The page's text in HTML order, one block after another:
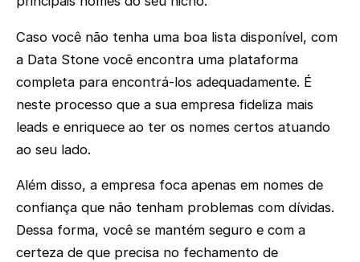
Caso você não tenha uma boa lista disponível, com
a Data Stone você encontra uma plataforma
completa para encontrá-los adequadamente. É
neste processo que a sua empresa fideliza mais
leads e enriquece ao ter os nomes certos atuando
ao seu lado.
Além disso, a empresa foca apenas em nomes de
confiança que não tenham problemas com dívidas.
Dessa forma, você se mantém seguro e com a
certeza de que precisa no fechamento de